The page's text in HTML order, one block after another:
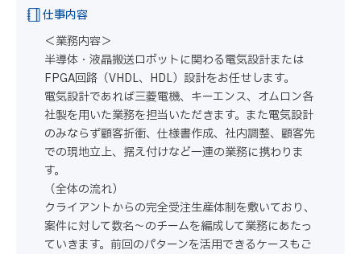
仕事内容
＜業務内容＞
半導体・液晶搬送ロボットに関わる電気設計または
FPGA回路（VHDL、HDL）設計をお任せします。
電気設計であれば三菱電機、キーエンス、オムロン各
社製を用いた業務を担当いただきます。また電気設計
のみならず顧客折衝、仕様書作成、社内調整、顧客先
での現地立上、据え付けなど一連の業務に携わりま
す。
（全体の流れ）
クライアントからの完全受注生産体制を敷いており、
案件に対して数名～のチームを編成して業務にあたっ
ていきます。前回のパターンを活用できるケースもご